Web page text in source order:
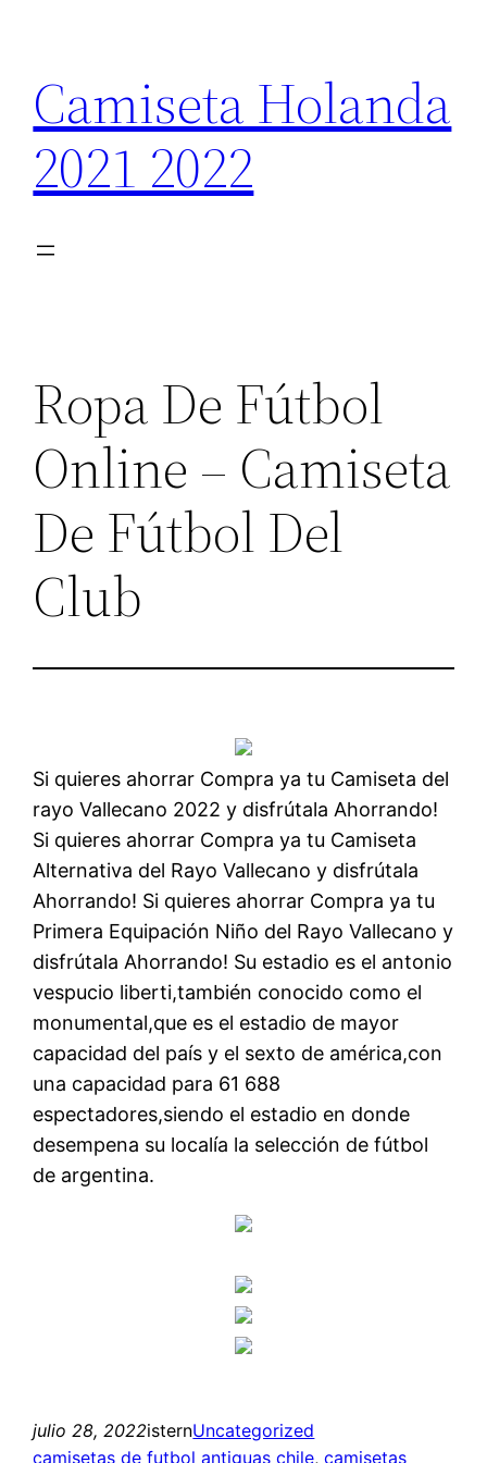
contenido
Camiseta Holanda
2021 2022
Ropa De Fútbol
Online – Camiseta
De Fútbol Del
Club
Si quieres ahorrar Compra ya tu Camiseta del
rayo Vallecano 2022 y disfrútala Ahorrando!
Si quieres ahorrar Compra ya tu Camiseta
Alternativa del Rayo Vallecano y disfrútala
Ahorrando! Si quieres ahorrar Compra ya tu
Primera Equipación Niño del Rayo Vallecano y
disfrútala Ahorrando! Su estadio es el antonio
vespucio liberti,también conocido como el
monumental,que es el estadio de mayor
capacidad del país y el sexto de américa,con
una capacidad para 61 688
espectadores,siendo el estadio en donde
desempena su localía la selección de fútbol
de argentina.
julio 28, 2022isternUncategorized
camisetas de futbol antiguas chile, camisetas